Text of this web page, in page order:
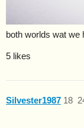
both worlds wat we
5 likes
Silvester1987 18